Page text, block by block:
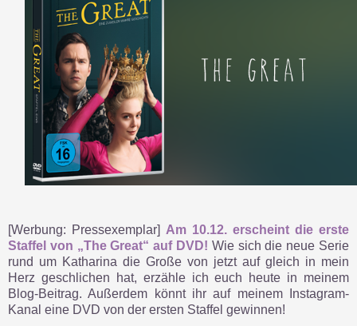
[Werbung: Pressexemplar] Am 10.12. erscheint die erste
Staffel von „The Great“ auf DVD! Wie sich die neue Serie
rund um Katharina die Große von jetzt auf gleich in mein
Herz geschlichen hat, erzähle ich euch heute in meinem
Blog-Beitrag. Außerdem könnt ihr auf meinem Instagram-
Kanal eine DVD von der ersten Staffel gewinnen!